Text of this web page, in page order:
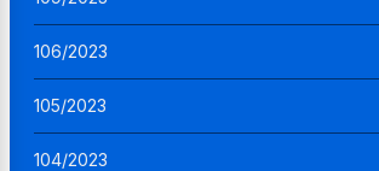
106/2023
105/2023
104/2023